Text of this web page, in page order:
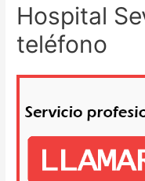
Hospital
teléfono